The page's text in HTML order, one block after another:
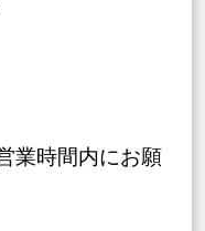
業時間内にお願